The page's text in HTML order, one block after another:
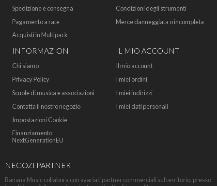
Spedizione e consegna
Pagamento a rate
Acquisti in Multipack
Condizioni degli strumenti
Merce danneggiata o incompleta
INFORMAZIONI
Chi siamo
Privacy Policy
Scuole di musica e associazioni
Contatta il nostro negozio
Impostazioni Cookie
Finanziamento
NextGenerationEU
IL MIO ACCOUNT
Il mio account
I miei ordini
I miei indirizzi
I miei dati personali
NEGOZI PARTNER
Banana Music collabora con svariati partner commerciali sul territorio, presso